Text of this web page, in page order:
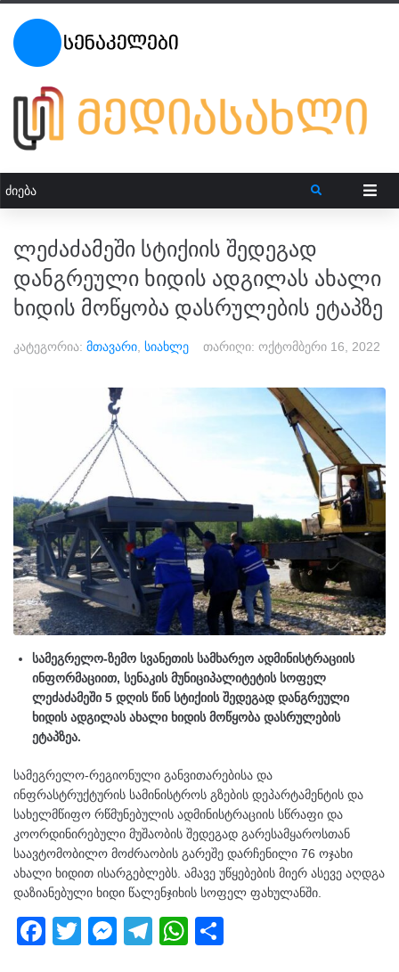
ლეძაძამეში სტიქიის შედეგად
დანგრეული ხიდის ადგილას ახალი
ხიდის მოწყობა დასრულების ეტაპზე
კატეგორია: მთავარი სიახლე თარიღი: ოქტომბერი 16, 2022
სამეგრელო-ზემო სვანეთის სამხარეო ადმინისტრაციის
ინფორმაციით, სენაკის მუნიციპალიტეტის სოფელ
ლეძაძამეში 5 დღის წინ სტიქიის შედეგად დანგრეული
ხიდის ადგილას ახალი ხიდის მოწყობა დასრულების
ეტაპზეა.
სამეგრელო-რეგიონული განვითარებისა და
ინფრასტრუქტურის სამინისტროს გზების დეპარტამენტის და
სახელმწიფო რწმუნებულის ადმინისტრაციის სწრაფი და
კოორდინირებული მუშაობის შედეგად გარესამყაროსთან
საავტომობილო მოძრაობის გარეშე დარჩენილი 76 ოჯახი
ახალი ხიდით ისარგებლებს. ამავე უწყებების მიერ ასევე აღდგა
დაზიანებული ხიდი წალენჯიხის სოფელ ფახულანში.
F
T
M
T
W